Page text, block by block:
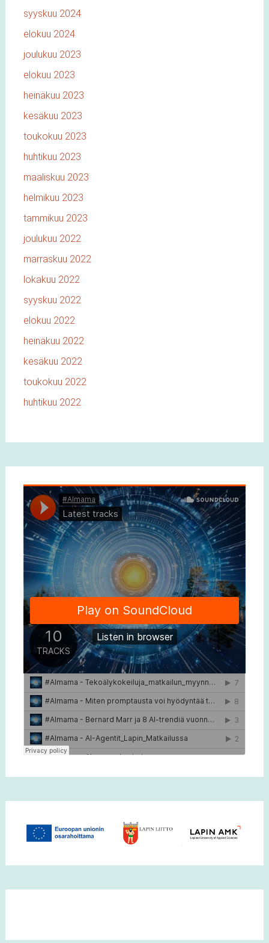
syyskuu 2024
elokuu 2024
joulukuu 2023
elokuu 2023
heinäkuu 2023
kesäkuu 2023
toukokuu 2023
huhtikuu 2023
maaliskuu 2023
helmikuu 2023
tammikuu 2023
joulukuu 2022
marraskuu 2022
lokakuu 2022
syyskuu 2022
elokuu 2022
heinäkuu 2022
kesäkuu 2022
toukokuu 2022
huhtikuu 2022